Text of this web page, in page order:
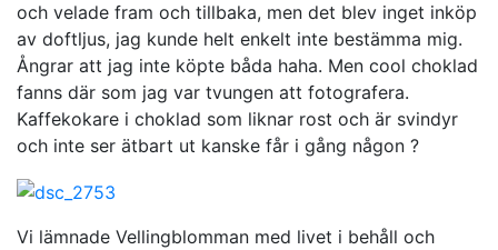
och velade fram och tillbaka, men det blev inget inköp
av doftljus, jag kunde helt enkelt inte bestämma mig.
Ångrar att jag inte köpte båda haha. Men cool choklad
fanns där som jag var tvungen att fotografera.
Kaffekokare i choklad som liknar rost och är svindyr
och inte ser ätbart ut kanske får i gång någon ?
Vi lämnade Vellingblomman med livet i behåll och